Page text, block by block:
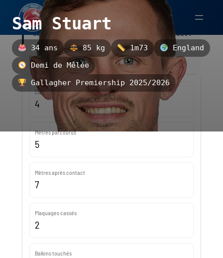
contenu
Sam Stuart
34 ans 85 kg 1m73
England
Demi de Mêlée
Gallagher Premiership 2025/2026
Sam Stuart est un demi de mêlée anglais.
Statistiques — Gallagher Premiership 2025/2026 — Mise à jour le
14/12/2025 20:50
Courses
4
Mètres parcourus
5
Mètres après contact
7
Plaquages cassés
2
Ballons touchés